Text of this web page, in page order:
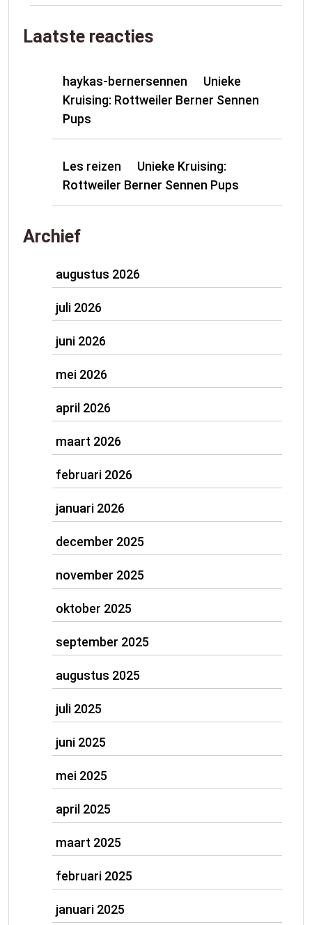
Laatste reacties
haykas-bernersennen
Unieke
Kruising: Rottweiler Berner Sennen
Pups
Les reizen
Unieke Kruising:
Rottweiler Berner Sennen Pups
Archief
augustus 2026
juli 2026
juni 2026
mei 2026
april 2026
maart 2026
februari 2026
januari 2026
december 2025
november 2025
oktober 2025
september 2025
augustus 2025
juli 2025
juni 2025
mei 2025
april 2025
maart 2025
februari 2025
januari 2025